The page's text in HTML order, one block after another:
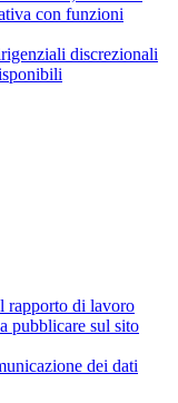
con funzioni
discrezionali
rapporto di lavoro
pubblicare sul sito
dei dati